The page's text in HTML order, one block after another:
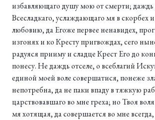
избавляющаго душу мою от смерти;
Всесладкаго, услаждающаго мя в скорбех
любовию, да Егоже первее ненавидех,
изгонях и ко Кресту пригвождах, сего
радуяся прииму и сладце Крест Его до
понесу. Не даждь отселе, о всеблагий
единой моей воле совершатися, понеже
непотребна, да не паки впаду в тяжкую
царствовавшаго во мне греха; но Твоя
мя хотящая, да совершается во мне